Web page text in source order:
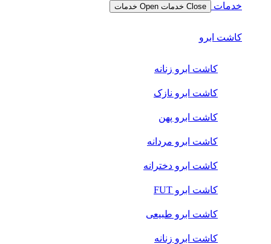
خدمات Close خدمات Open خدمات
کاشت ابرو
کاشت ابرو زنانه
کاشت ابرو نازک
کاشت ابرو پهن
کاشت ابرو مردانه
کاشت ابرو دخترانه
کاشت ابرو FUT
کاشت ابرو طبیعی
کاشت ابرو زنانه